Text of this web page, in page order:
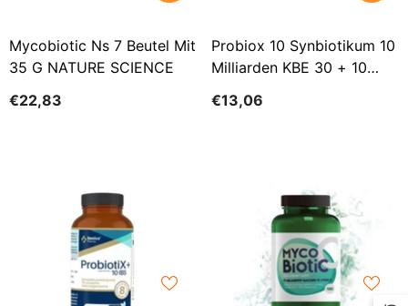
Mycobiotic Ns 7 Beutel Mit
35 G NATURE SCIENCE
€22,83
Probiox 10 Synbiotikum 10
Milliarden KBE 30 + 10
€13,06